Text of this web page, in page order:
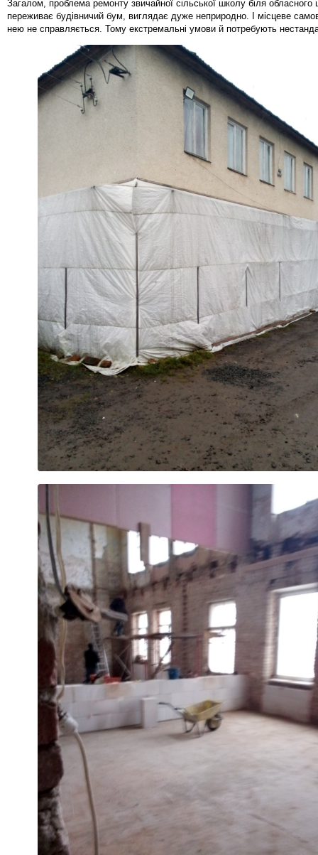
Загалом, проблема ремонту звичайної сільської школу біля обласного
переживає будівничий бум, виглядає дуже неприродно. І місцеве
нею не справляється. Тому екстремальні умови й потребують